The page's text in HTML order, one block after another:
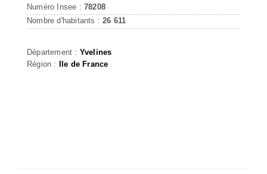
Numéro Insee : 78208
Nombre d'habitants :26 611
Département : Yvelines
Région : Ile de France